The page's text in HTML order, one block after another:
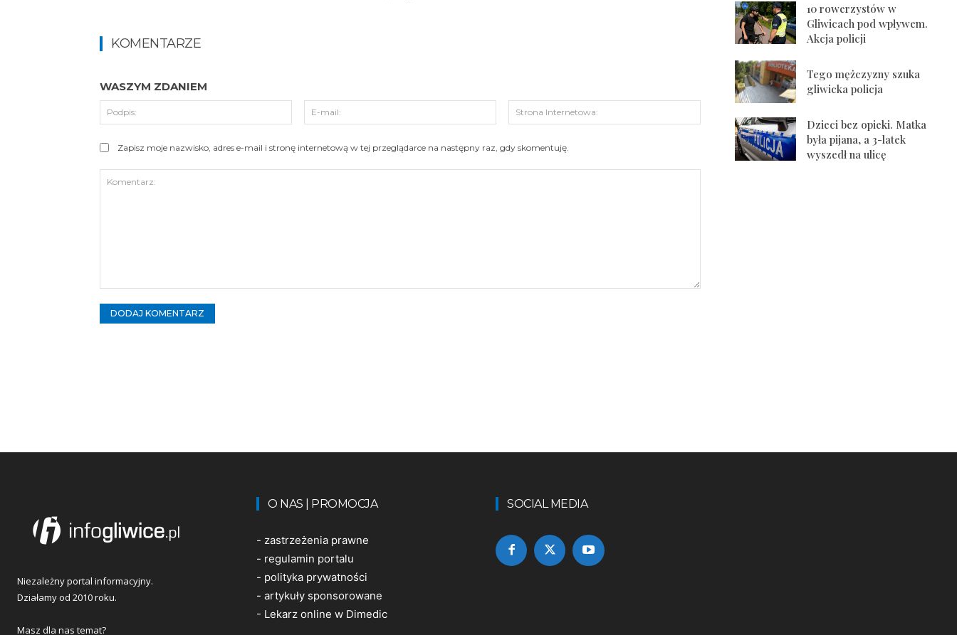
KOMENTARZE
WASZYM ZDANIEM
Podpis:
mail:
Internetowa:
Zapisz moje nazwisko, adres e-mail i stronę internetową w tej przeglądarce na następny raz, gdy skomentuję.
10 rowerzystów w
Gliwicach pod wpływem.
Akcja policji
Tego mężczyzny szuka
gliwicka policja
Dzieci bez opieki. Matka
była pijana, a 3-latek
wyszedł na ulicę
Niezależny portal informacyjny.
Działamy od 2010 roku.
Masz dla nas temat?
O NAS | PROMOCJA
- zastrzeżenia prawne
- regulamin portalu
- polityka prywatności
- artykuły sponsorowane
- Lekarz online w Dimedic
SOCIAL MEDIA